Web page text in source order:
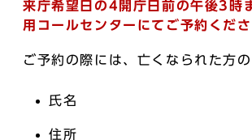
来庁希望日の4開庁日前の午後3時
用コールセンターにてご予約くださ
ご予約の際には、亡くなられた方の
氏名
住所